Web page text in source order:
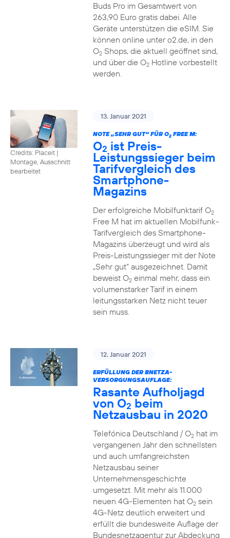
Buds Pro im Gesamtwert von
263,90 Euro gratis dabei. Alle
Geräte unterstützen die eSIM. Sie
können online unter o2.de, in den
O2Shops, die aktuell geöffnet sind,
und über die O2Hotline vorbestellt
werden.
Credits: Placeit |
Montage, Ausschnitt
bearbeitet
13. Januar 2021
NOTE „SEHR GUT“ FÜR O2FREE M:
O2 ist Preis-
Leistungssieger beim
Tarifvergleich des
Smartphone-
Magazins
Der erfolgreiche Mobilfunktarif O2
Free M hat im aktuellen Mobilfunk-
Tarifvergleich des Smartphone-
Magazins überzeugt und wird als
Preis-Leistungssieger mit der Note
„Sehr gut“ ausgezeichnet. Damit
beweist O2einmal mehr, dass ein
volumenstarker Tarif in einem
leitungsstarken Netz nicht teuer
sein muss.
12. Januar 2021
ERFÜLLUNG DER BNETZA-
VERSORGUNGSAUFLAGE:
Rasante Aufholjagd
von O2 beim
Netzausbau in 2020
Telefónica Deutschland / O2hat im
vergangenen Jahr den schnellsten
und auch umfangreichsten
Netzausbau seiner
Unternehmensgeschichte
umgesetzt. Mit mehr als 11.000
neuen 4G-Elementen hat O2sein
4G-Netz deutlich erweitert und
erfüllt die bundesweite Auflage der
Bundesnetzagentur zur Abdeckung